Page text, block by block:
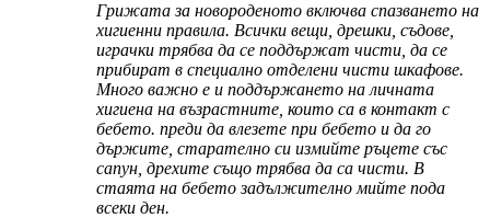
Грижата за новороденото включва спазването на
хигиенни правила. Всички вещи, дрешки, съдове,
играчки трябва да се поддържат чисти, да се
прибират в специално отделени чисти шкафове.
Много важно е и поддържането на личната
хигиена на възрастните, които са в контакт с
бебето. преди да влезете при бебето и да го
държите, старателно си измийте ръцете със
сапун, дрехите също трябва да са чисти. В
стаята на бебето задължително мийте пода
всеки ден.